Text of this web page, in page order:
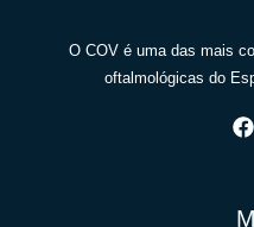
O COV é uma das mais
oftalmológicas do